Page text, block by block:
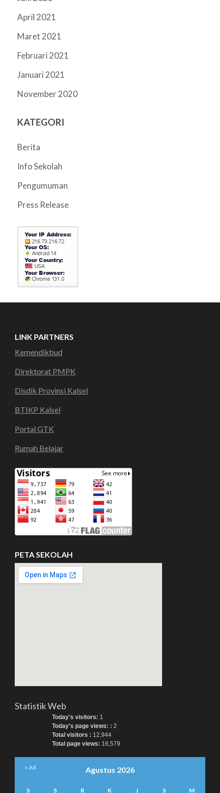
April 2021
Maret 2021
Februari 2021
Januari 2021
November 2020
KATEGORI
Berita
Info Sekolah
Pengumuman
Press Release
LINK PARTNERS
Kemendikbud
Direktorat PMPK
Disdik Provinsi Kalsel
BTIKP Kalsel
Portal GTK
Rumah Belajar
PETA SEKOLAH
Statistik Web
Today's visitors: 1
Today's page views: : 2
Total visitors : 12,944
Total page views: 16,579
Agustus 2026
S S R K J S M
« Jul